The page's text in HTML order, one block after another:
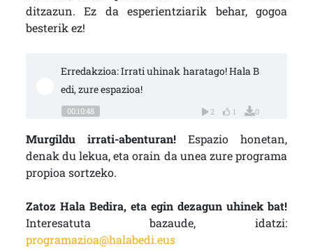
ditzazun. Ez da esperientziarik behar, gogoa
besterik ez!
Erredakzioa: Irrati uhinak haratago! Hala B
edi, zure espazioa!
00:10:48 2 1 0
Murgildu irrati-abenturan!Espazio honetan,
denak du lekua, eta orain da unea zure programa
propioa sortzeko.
Zatoz Hala Bedira, eta egin dezagun uhinek bat!
Interesatuta bazaude, idatzi:
programazioa@halabedi.eus